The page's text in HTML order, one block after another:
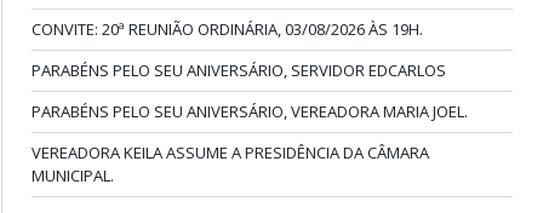
CONVITE: 20ª REUNIÃO ORDINÁRIA, 03/08/2026 ÀS 19H.
PARABÉNS PELO SEU ANIVERSÁRIO, SERVIDOR EDCARLOS
PARABÉNS PELO SEU ANIVERSÁRIO, VEREADORA MARIA JOEL.
VEREADORA KEILA ASSUME A PRESIDÊNCIA DA CÂMARA
MUNICIPAL.